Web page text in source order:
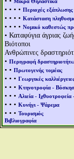
• • • • Περιοχές εξάπλωσης
• • • • Κατάσταση
• • • • Νομικό καθεστώς
• Καταφύγια άγριας
Βιότοποι
Ανθρώπινες
• Περιγραφή
• • Πρωτογενής τομέας
• • • Γεωργικές
• • • Κτηνοτροφία -
• • • Αλιεία -
• • • Κυνήγι - Ψάρεμα
• • • Τουρισμός
Βιβλιογραφία